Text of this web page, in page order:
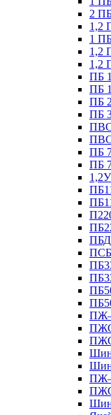
2
1,2
1
1,2
1,2
ПБ
ПБ
ПБ
ПБ
ПВС
ПБ
ПБ